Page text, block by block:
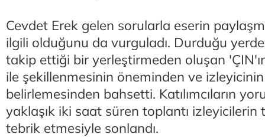
Cevdet Erek gelen sorularla eserin
ilgili olduğunu da vurguladı. Durduğu
takip ettiği bir yerleştirmeden oluşan
ile şekillenmesinin öneminden ve
belirlemesinden bahsetti. Katılımcıların
yaklaşık iki saat süren toplantı izleyicilerin
tebrik etmesiyle sonlandı.